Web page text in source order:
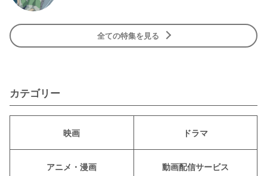
全ての特集を見る
カテゴリー
映画 ドラマ
アニメ・漫画 動画配信サービス